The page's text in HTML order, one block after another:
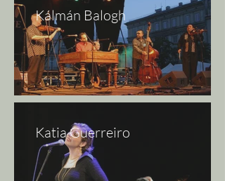
Kálmán Balogh
Katia Guerreiro